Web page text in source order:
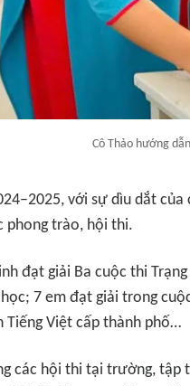
Cô Thảo hướng
với sự dìu dắt
phong trào, hội thi.
đạt giải Ba cuộc thi
7 em đạt giải trong
Tiếng Việt cấp thành phố…
các hội thi tại trường,